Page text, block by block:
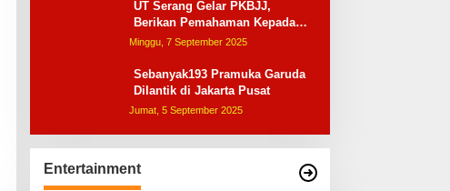
UT Serang Gelar PKBJJ,
Berikan Pemahaman Kepada
Mahasiswa Baru Tahun 2025
Minggu, 7 September 2025
Sebanyak193 Pramuka Garuda
Dilantik di Jakarta Pusat
Jumat, 5 September 2025
Entertainment